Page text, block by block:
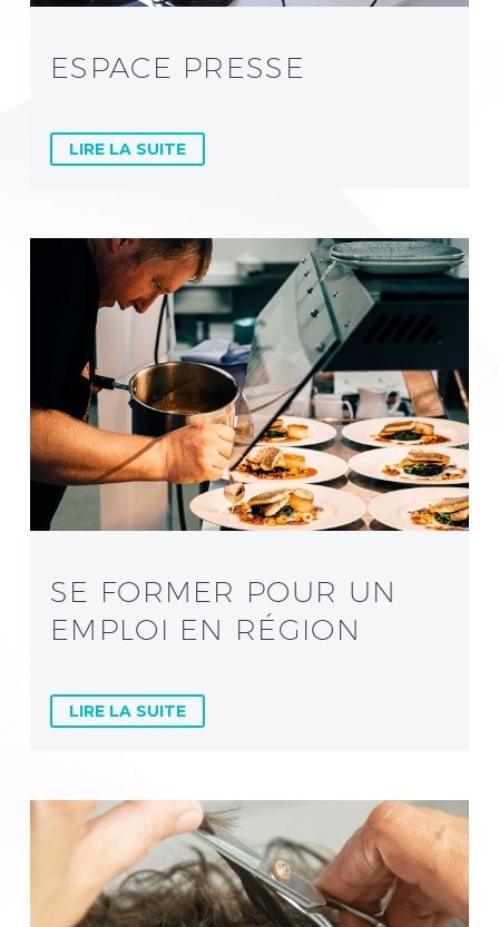
ESPACE PRESSE
LIRE LA SUITE
SE FORMER POUR UN
EMPLOI EN RÉGION
LIRE LA SUITE